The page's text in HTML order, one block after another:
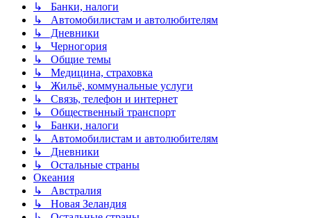
↳ Банки, налоги
↳ Автомобилистам и автолюбителям
↳ Дневники
↳ Черногория
↳ Общие темы
↳ Медицина, страховка
↳ Жильё, коммунальные услуги
↳ Связь, телефон и интернет
↳ Общественный транспорт
↳ Банки, налоги
↳ Автомобилистам и автолюбителям
↳ Дневники
↳ Остальные страны
Океания
↳ Австралия
↳ Новая Зеландия